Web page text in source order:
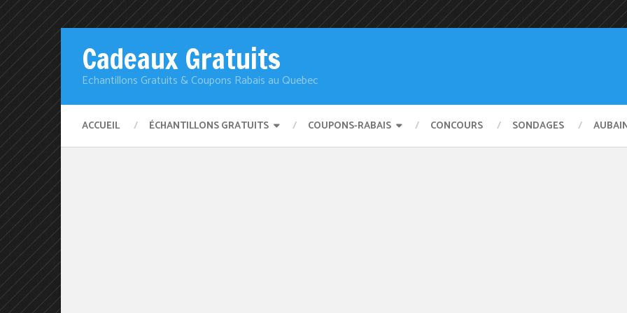
Cadeaux Gratuits
Echantillons Gratuits & Coupons Rabais au Quebec
ACCUEIL ÉCHANTILLONS GRATUITS COUPONS-RABAIS CONCOURS SONDAGES